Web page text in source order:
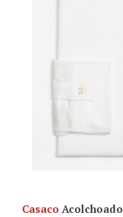
Casaco Acolchoado